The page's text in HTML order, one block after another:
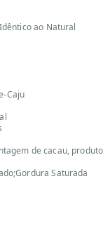
ao Natural
Caju
de cacau,
Saturada